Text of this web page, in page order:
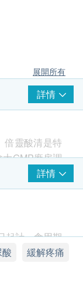
展開所有
詳情
倍靈酸清是特
GMP廠房調
酸，減少尿
詳情
起計，食用期
酸 緩解疼痛